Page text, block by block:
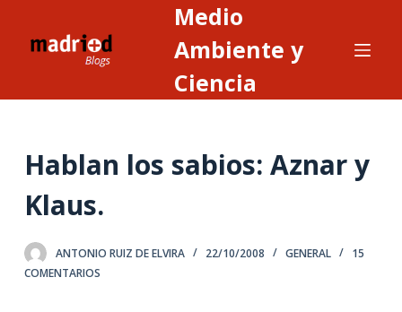
n
Medio
Ambiente y
Ciencia
Hablan los sabios: Aznar y
Klaus.
ANTONIO RUIZ DE ELVIRA 22/10/2008 GENERAL
15
COMENTARIOS